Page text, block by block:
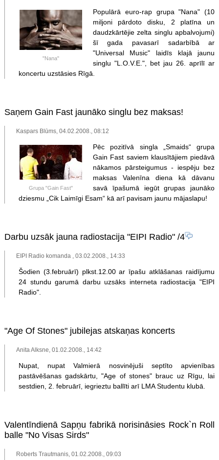
"Nana"
Populārā euro-rap grupa "Nana" (10
miljoni pārdoto disku, 2 platīna un
daudzkārtējie zelta singlu apbalvojumi)
šī gada pavasarī sadarbībā ar
"Universal Music" laidīs klajā jaunu
singlu "L.O.V.E.", bet jau 26. aprīlī ar
koncertu uzstāsies Rīgā.
Saņem Gain Fast jaunāko singlu bez maksas!
Kaspars Blūms, 04.02.2008., 08:12
Grupa "Gain Fast"
Pēc pozitīvā singla „Smaids“ grupa
Gain Fast saviem klausītājiem piedāvā
nākamos pārsteigumus - iespēju bez
maksas Valenīna diena kā dāvanu
savā īpašumā iegūt grupas jaunāko
dziesmu „Cik Laimīgi Esam“ kā arī pavisam jaunu mājaslapu!
Darbu uzsāk jauna radiostacija "EIPI Radio"/4
EIPI Radio komanda , 03.02.2008., 14:33
Šodien (3.februārī) plkst.12.00 ar īpašu atklāšanas raidījumu
24 stundu garumā darbu uzsāks interneta radiostacija "EIPI
Radio".
"Age Of Stones" jubilejas atskaņas koncerts
Anita Alksne, 01.02.2008., 14:42
Nupat, nupat Valmierā nosvinējuši septīto apvienības
pastāvēšanas gadskārtu, "Age of stones" brauc uz Rīgu, lai
sestdien, 2. februārī, iegrieztu ballīti arī LMA Studentu klubā.
Valentīndienā Sapņu fabrikā norisināsies Rock`n Roll
balle "No Visas Sirds"
Roberts Trautmanis, 01.02.2008., 09:03